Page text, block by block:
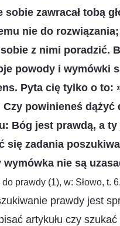
zawracał tobą
nie do
z nimi poradzić.
powody i wymówki
Pyta cię tylko o to:
powinieneś
Bóg jest prawdą, a
się zadania
nie są
prawdy (1), w: Słowo, t.
prawdy jest
artykułu czy